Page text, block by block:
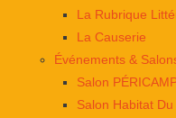
La Rubrique
La Causerie
Événements &
Salon
Salon Habitat